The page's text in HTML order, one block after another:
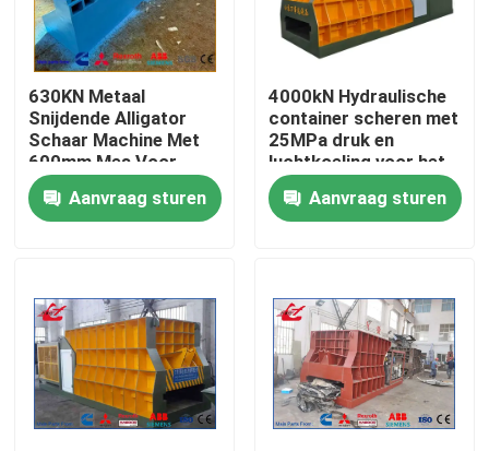
Huis
Producten
630KN Metaal
Snijdende Alligator
Schaar Machine Met
600mm Mes Voor
Staal Aluminium En
Koper Schroot
Aanvraag sturen
4000kN Hydraulische
container scheren met
25MPa druk en
luchtkoeling voor het
verwerken van schroot
Aanvraag sturen